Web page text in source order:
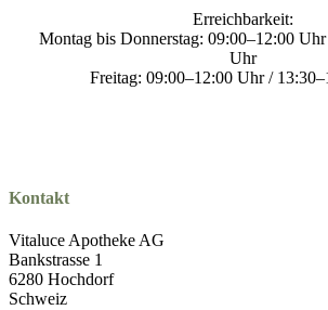
Erreichbarkeit:
Montag bis Donnerstag: 09:00–12:00
Uhr
Freitag: 09:00–12:00 Uhr /
Kontakt
Vitaluce Apotheke AG
Bankstrasse 1
6280 Hochdorf
Schweiz